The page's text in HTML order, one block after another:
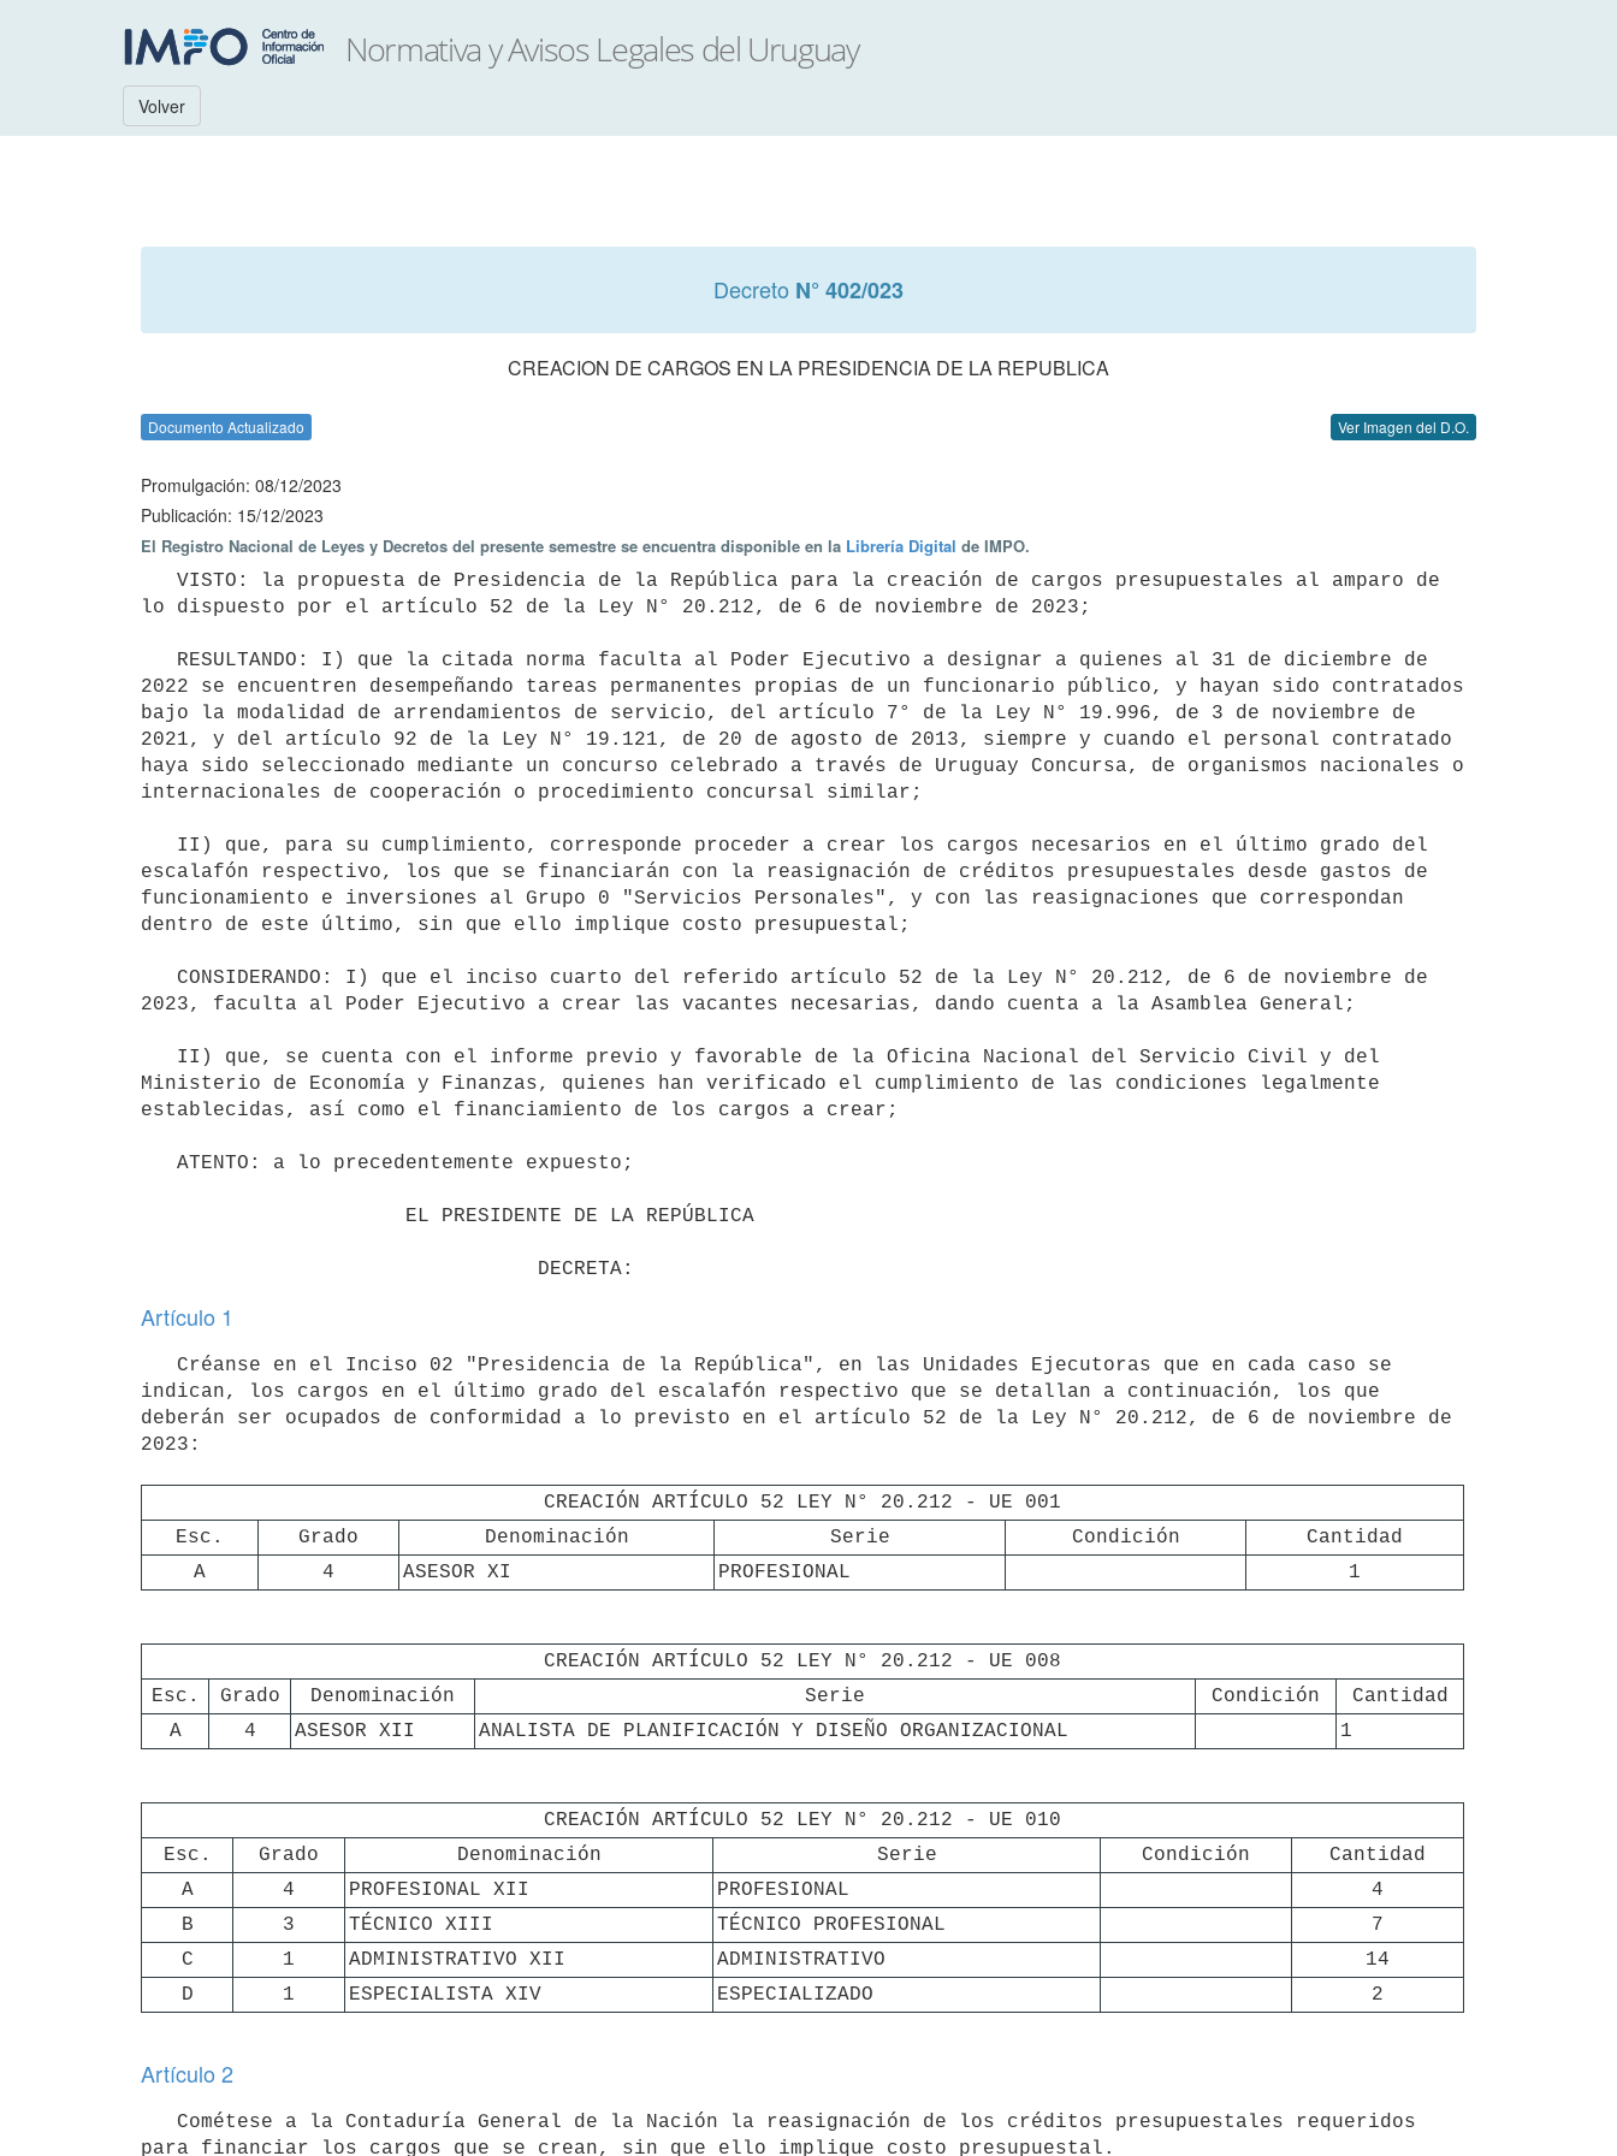
Volver
Decreto N° 402/023
CREACION DE CARGOS EN LA PRESIDENCIA DE LA REPUBLICA
Documento Actualizado Ver Imagen del D.O.
Promulgación: 08/12/2023
Publicación: 15/12/2023
El Registro Nacional de Leyes y Decretos del presente semestre se encuentra disponible en la Librería Digital de IMPO.
lo dispuesto por el artículo 52 de la Ley N° 20.212, de 6 de noviembre de 2023;
2022 se encuentren desempeñando tareas permanentes propias de un funcionario público, y hayan sido contratados
bajo la modalidad de arrendamientos de servicio, del artículo 7° de la Ley N° 19.996, de 3 de noviembre de
2021, y del artículo 92 de la Ley N° 19.121, de 20 de agosto de 2013, siempre y cuando el personal contratado
haya sido seleccionado mediante un concurso celebrado a través de Uruguay Concursa, de organismos nacionales o
internacionales de cooperación o procedimiento concursal similar;
escalafón respectivo, los que se financiarán con la reasignación de créditos presupuestales desde gastos de
funcionamiento e inversiones al Grupo 0 "Servicios Personales", y con las reasignaciones que correspondan
dentro de este último, sin que ello implique costo presupuestal;
2023, faculta al Poder Ejecutivo a crear las vacantes necesarias, dando cuenta a la Asamblea General;
Ministerio de Economía y Finanzas, quienes han verificado el cumplimiento de las condiciones legalmente
establecidas, así como el financiamiento de los cargos a crear;
Artículo 1
indican, los cargos en el último grado del escalafón respectivo que se detallan a continuación, los que
deberán ser ocupados de conformidad a lo previsto en el artículo 52 de la Ley N° 20.212, de 6 de noviembre de
2023:
CREACIÓN ARTÍCULO 52 LEY N° 20.212 - UE 001
Esc.
Grado Denominación Serie Condición
Cantidad
A
4 ASESOR XI PROFESIONAL 1
CREACIÓN ARTÍCULO 52 LEY N° 20.212 - UE 008
Esc.
Grado Denominación Serie Condición
Cantidad
A
4 ASESOR XII ANALISTA DE PLANIFICACIÓN Y DISEÑO ORGANIZACIONAL 1
CREACIÓN ARTÍCULO 52 LEY N° 20.212 - UE 010
Esc.
Grado Denominación Serie Condición
Cantidad
A
4 PROFESIONAL XII PROFESIONAL
4
B
3 TÉCNICO XIII TÉCNICO PROFESIONAL
7
C
1 ADMINISTRATIVO XII ADMINISTRATIVO
14
D
1 ESPECIALISTA XIV ESPECIALIZADO 2
Artículo 2